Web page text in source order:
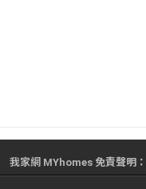
我家網 MYhomes 免責聲明：